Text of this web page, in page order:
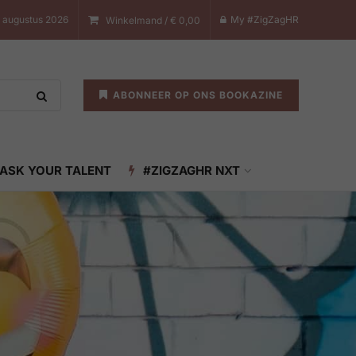
2026 Winkelmand / € 0,00 My #ZigZagHR
ABONNEER OP ONS BOOKAZINE
YOUR TALENT #ZIGZAGHR NXT